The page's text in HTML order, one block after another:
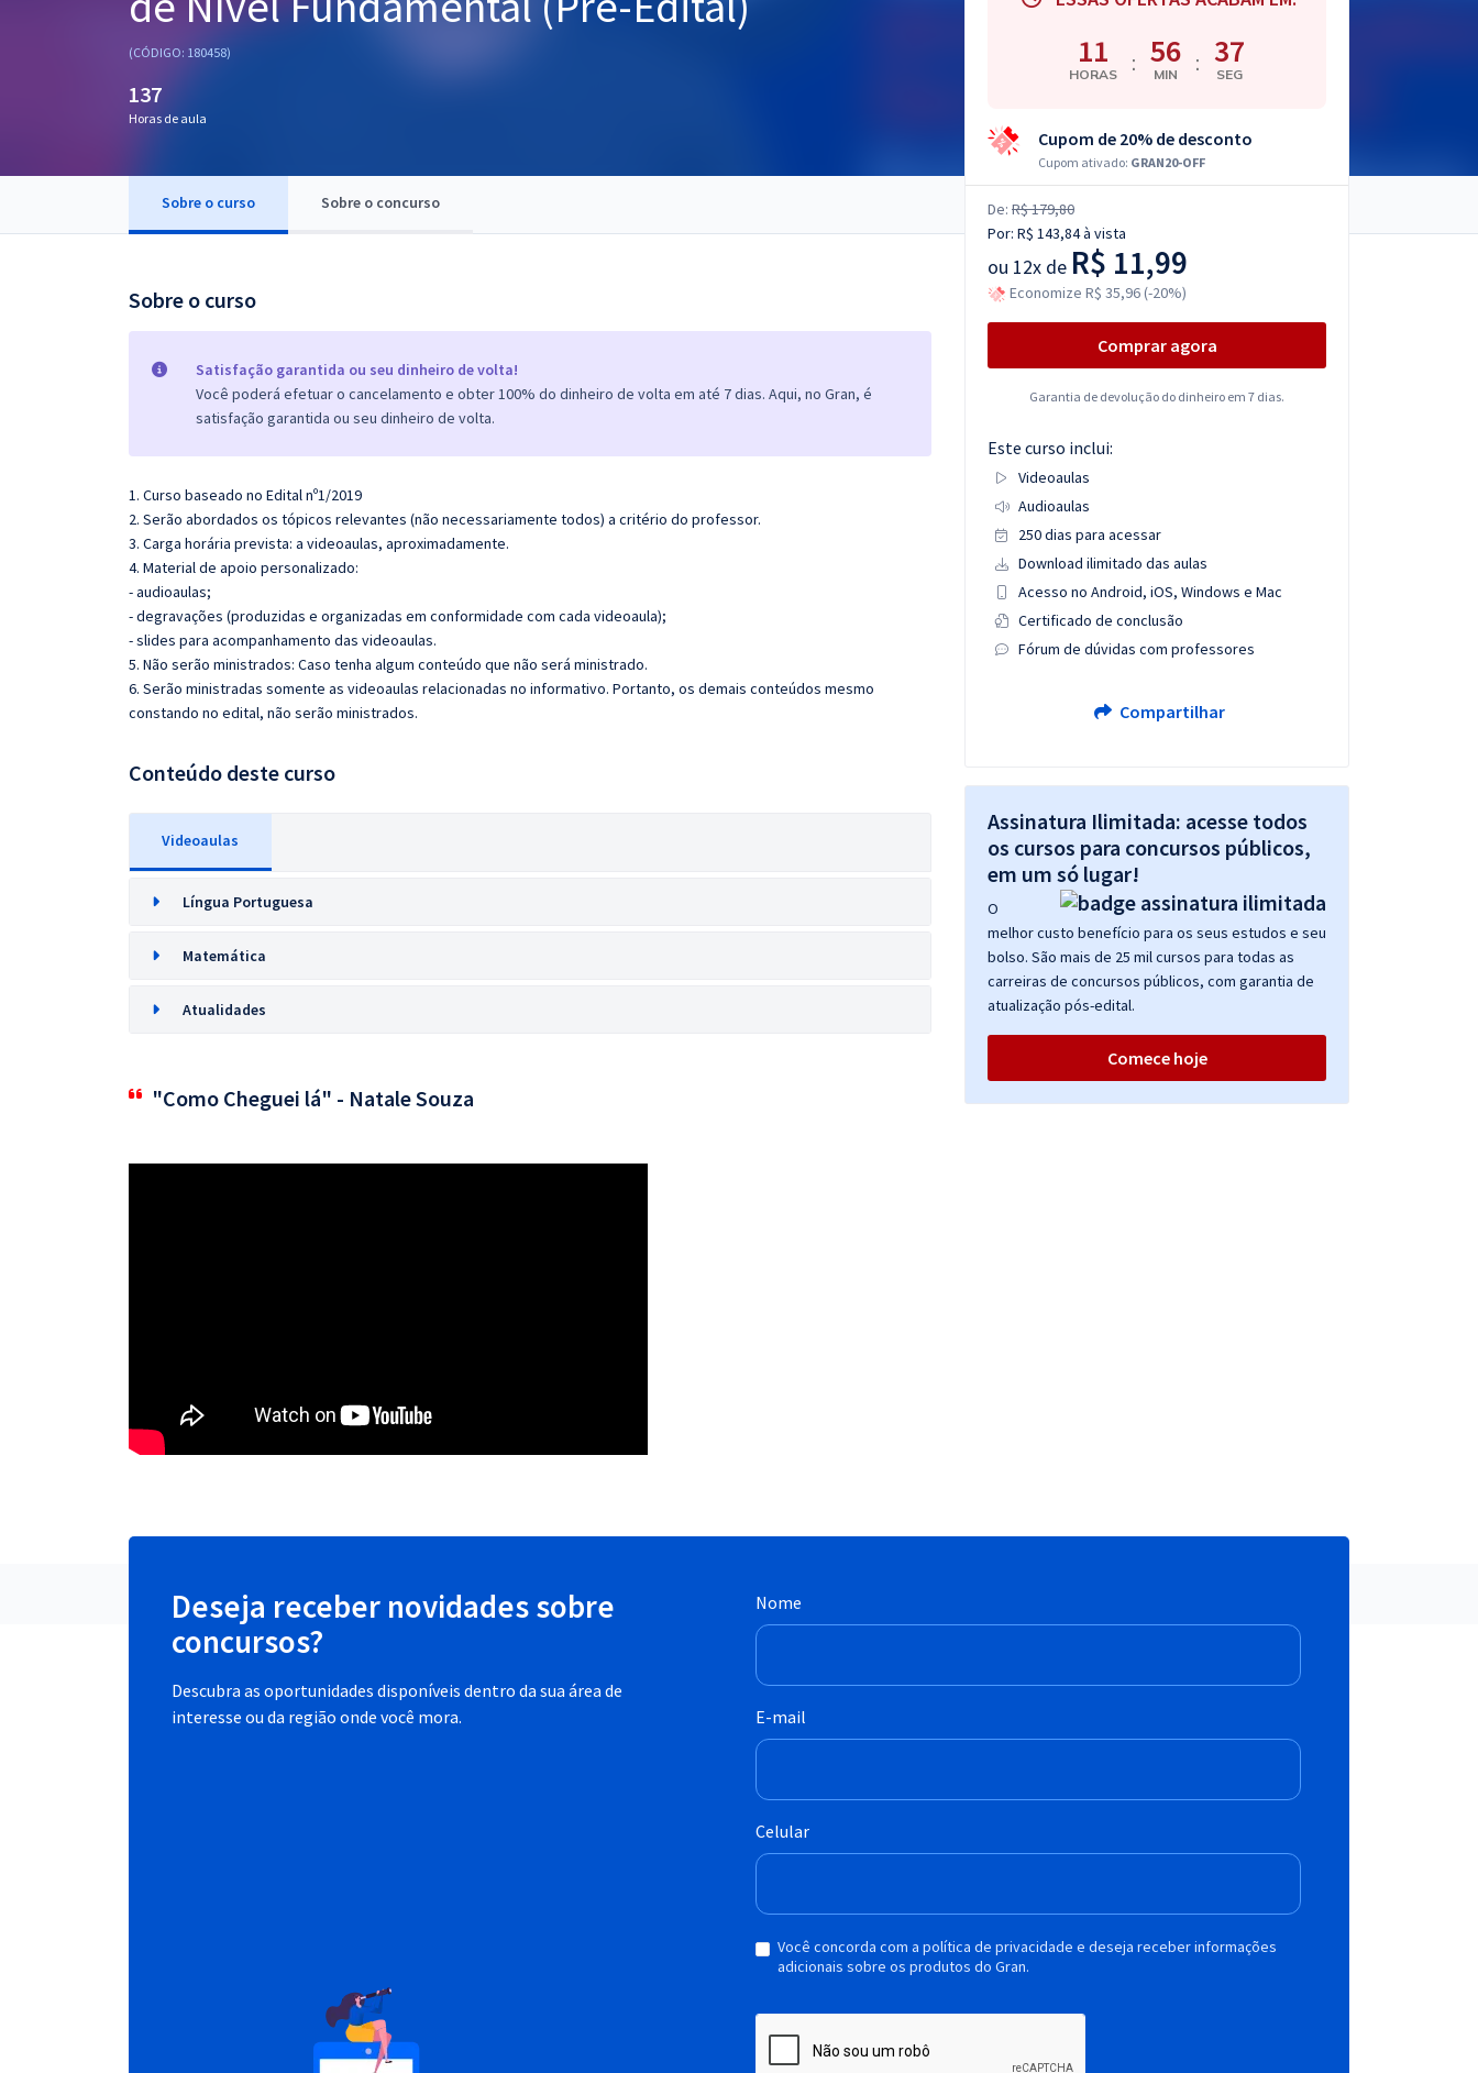
Questões grátis
(CÓDIGO: 180458)
137
Horas de aula
Sobre o curso Sobre o concurso
Sobre o curso
Satisfação garantida ou seu dinheiro de volta!
Você poderá efetuar o cancelamento e obter 100% do dinheiro de volta em até 7 dias. Aqui, no Gran, é
satisfação garantida ou seu dinheiro de volta.
1. Curso baseado no Edital nº1/2019
2. Serão abordados os tópicos relevantes (não necessariamente todos) a critério do professor.
3. Carga horária prevista: a videoaulas, aproximadamente.
4. Material de apoio personalizado:
- audioaulas;
- degravações (produzidas e organizadas em conformidade com cada videoaula);
- slides para acompanhamento das videoaulas.
5. Não serão ministrados: Caso tenha algum conteúdo que não será ministrado.
6. Serão ministradas somente as videoaulas relacionadas no informativo. Portanto, os demais conteúdos mesmo
constando no edital, não serão ministrados.
Conteúdo deste curso
Videoaulas
Língua Portuguesa
Matemática
Atualidades
"Como Cheguei lá" - Natale Souza
11
HORAS : 56
MIN : 36
SEG
Cupom de 20% de desconto
Cupom ativado: GRAN20-OFF
De: R$ 179,80
Por: R$ 143,84à vista
ou 12x de R$ 11,99
Economize R$ 35,96 (-20%)
Comprar agora
Garantia de devolução do dinheiro em 7 dias.
Este curso inclui:
Videoaulas
Audioaulas
250 dias para acessar
Download ilimitado das aulas
Acesso no Android, iOS, Windows e Mac
Certificado de conclusão
Fórum de dúvidas com professores
Compartilhar
Assinatura Ilimitada: acesse todos
os cursos para concursos públicos,
em um só lugar!
O
melhor custo benefício para os seus estudos e seu
bolso. São mais de 25 mil cursos para todas as
carreiras de concursos públicos, com garantia de
atualização pós-edital.
Comece hoje
Deseja receber novidades sobre
concursos?
Descubra as oportunidades disponíveis dentro da sua área de
interesse ou da região onde você mora.
Nome
E-mail
Celular
Você concorda com a política de privacidade e deseja receber informações
adicionais sobre os produtos do Gran.